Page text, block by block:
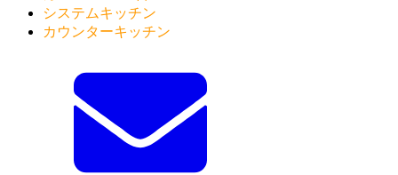
システムキッチン
カウンターキッチン